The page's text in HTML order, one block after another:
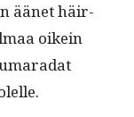
äänet häir­
oikein